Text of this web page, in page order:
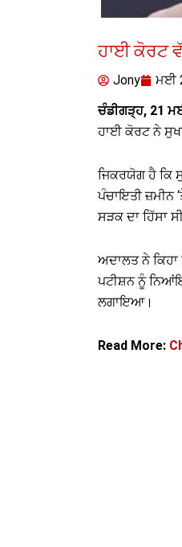
ਹਾਈ ਕੋਰਟ
Jony ਮਈ
ਚੰਡੀਗੜ੍ਹ, 21
ਹਾਈ ਕੋਰਟ ਨੇ
ਜਿਕਰਯੋਗ ਹੈ ਕਿ
ਪੰਚਾਇਤੀ ਜ਼ਮੀਨ
ਸੜਕ ਦਾ ਹਿੱਸਾ
ਅਦਾਲਤ ਨੇ ਕਿਹਾ
ਪਟੀਸ਼ਨ ਨੂੰ
ਲਗਾਇਆ।
Read More: